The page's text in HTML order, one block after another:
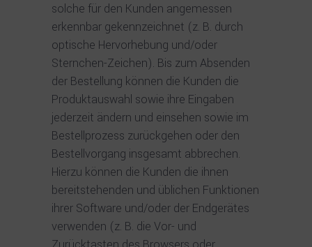
solche für den Kunden angemessen
erkennbar gekennzeichnet (z. B. durch
optische Hervorhebung und/oder
Sternchen-Zeichen). Bis zum Absenden
der Bestellung können die Kunden die
Produktauswahl sowie ihre Eingaben
jederzeit ändern und einsehen sowie im
Bestellprozess zurückgehen oder den
Bestellvorgang insgesamt abbrechen.
Hierzu können die Kunden die ihnen
bereitstehenden und üblichen Funktionen
ihrer Software und/oder der Endgerätes
verwenden (z. B. die Vor- und